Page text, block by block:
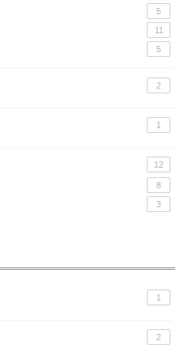
5
11
5
2
1
12
8
3
1
2